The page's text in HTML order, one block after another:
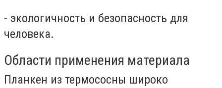
- экологичность и безопасность для
человека.
Области применения материала
Планкен из термососны широко